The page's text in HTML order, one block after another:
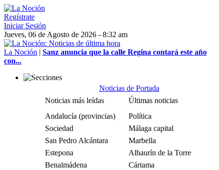
Regístrate
Iniciar Sesión
Jueves, 06 de Agosto de 2026 - 8:32 am
La Noción | Sanz anuncia que la calle Regina contará este año
con...
Noticias de Portada
Noticias más leídas
Últimas noticias
Andalucía (provincias)
Política
Sociedad
Málaga capital
San Pedro Alcántara
Marbella
Estepona
Alhaurín de la Torre
Benalmádena
Cártama